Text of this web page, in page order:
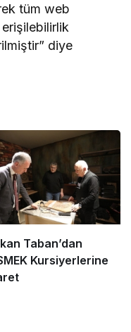
tüm web
erişilebilirlik
diye
Taban’dan
Kursiyerlerine